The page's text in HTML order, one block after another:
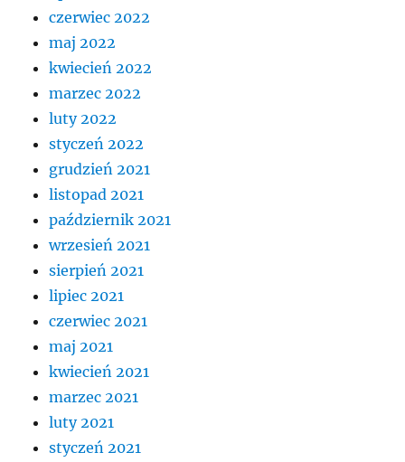
czerwiec 2022
maj 2022
kwiecień 2022
marzec 2022
luty 2022
styczeń 2022
grudzień 2021
listopad 2021
październik 2021
wrzesień 2021
sierpień 2021
lipiec 2021
czerwiec 2021
maj 2021
kwiecień 2021
marzec 2021
luty 2021
styczeń 2021